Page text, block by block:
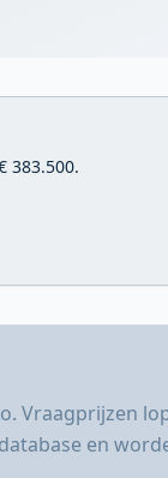
383.500.
Vraagprijzen
en